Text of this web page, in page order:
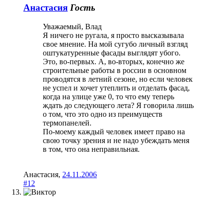
Анастасия Гость
Уважаемый, Влад
Я ничего не ругала, я просто высказывала
свое мнение. На мой сугубо личный взгляд
оштукатуренные фасады выглядят убого.
Это, во-первых. А, во-вторых, конечно же
строительные работы в россии в основном
проводятся в летний сезоне, но если человек
не успел и хочет утеплить и отделать фасад,
когда на улице уже 0, то что ему теперь
ждать до следующего лета? Я говорила лишь
о том, что это одно из преимуществ
термопанелей.
По-моему каждый человек имеет право на
свою точку зрения и не надо убеждать меня
в том, что она неправильная.
Анастасия, 24.11.2006
#12